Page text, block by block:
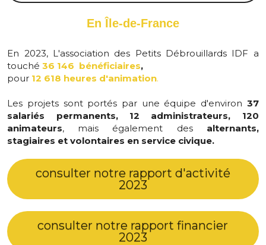
En Île-de-France
En 2023, L'association des Petits Débrouillards IDF a
touché 36 146  bénéficiaires,
pour 12 618 heures d'animation.
Les projets sont portés par une équipe d'environ 37
salariés permanents, 12 administrateurs, 120
animateurs, mais également des alternants,
stagiaires et volontaires en service civique.
consulter notre rapport d'activité
2023
consulter notre rapport financier
2023